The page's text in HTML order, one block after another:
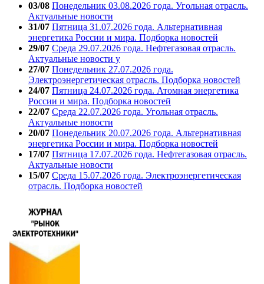
03/08 Понедельник 03.08.2026 года. Угольная отрасль.
Актуальные новости
31/07 Пятница 31.07.2026 года. Альтернативная
энергетика России и мира. Подборка новостей
29/07 Среда 29.07.2026 года. Нефтегазовая отрасль.
Актуальные новости у
27/07 Понедельник 27.07.2026 года.
Электроэнергетическая отрасль. Подборка новостей
24/07 Пятница 24.07.2026 года. Атомная энергетика
России и мира. Подборка новостей
22/07 Среда 22.07.2026 года. Угольная отрасль.
Актуальные новости
20/07 Понедельник 20.07.2026 года. Альтернативная
энергетика России и мира. Подборка новостей
17/07 Пятница 17.07.2026 года. Нефтегазовая отрасль.
Актуальные новости
15/07 Среда 15.07.2026 года. Электроэнергетическая
отрасль. Подборка новостей